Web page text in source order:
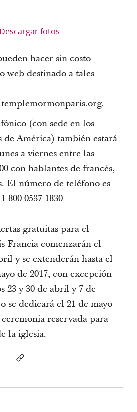
Descargar fotos
hacer sin costo
web destinado a tales
(con sede en los
de América) también estará
a viernes entre las
con hablantes de francés,
El número de teléfono es
800 0537 1830
gratuitas para el
Francia comenzarán el
y se extenderán hasta el
de 2017, con excepción
23 y 30 de abril y 7 de
se dedicará el 21 de mayo
reservada para
la iglesia.